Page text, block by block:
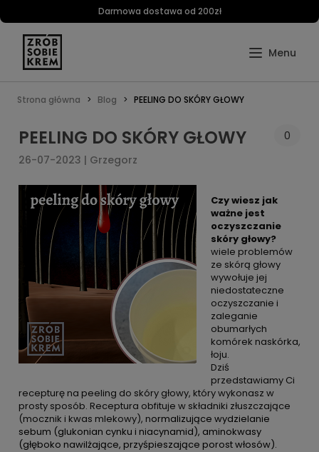
Darmowa dostawa od 200zł
Strona główna Blog PEELING DO SKÓRY GŁOWY
PEELING DO SKÓRY GŁOWY
0
26-07-2023 | Grzegorz
Czy wiesz jak
ważne jest
oczyszczanie
skóry głowy?
wiele problemów
ze skórą głowy
wywołuje jej
niedostateczne
oczyszczanie i
zaleganie
obumarłych
komórek naskórka,
łoju.
Dziś
przedstawiamy Ci
recepturę na peeling do skóry głowy, który wykonasz w
prosty sposób. Receptura obfituje w składniki złuszczające
(mocznik i kwas mlekowy), normalizujące wydzielanie
sebum (glukonian cynku i niacynamid), aminokwasy
(głęboko nawilżające, przyśpieszające porost włosów).